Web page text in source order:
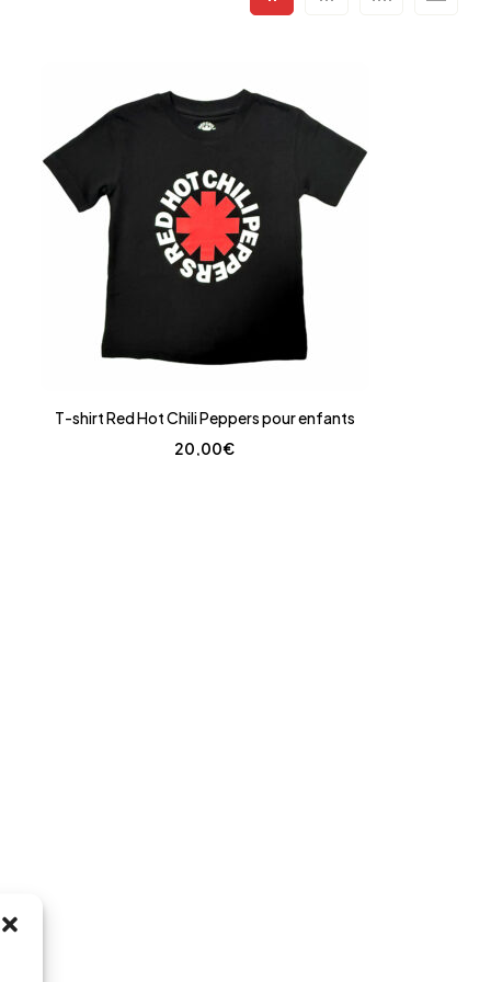
T-shirt Red Hot Chili Peppers pour enfants
20,00€